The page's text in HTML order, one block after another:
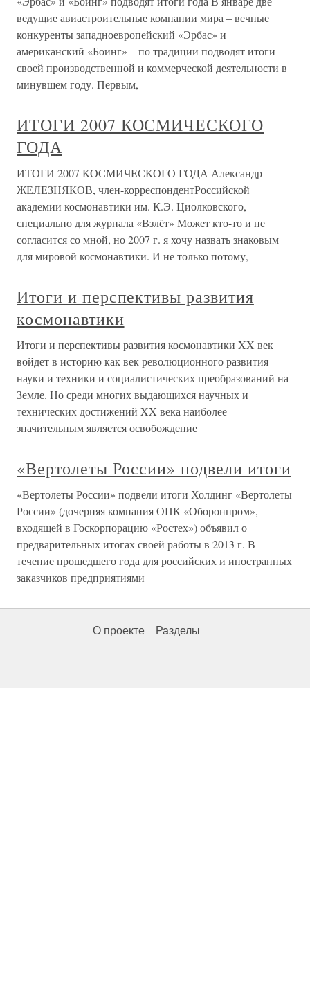
ведущие авиастроительные компании мира – вечные
конкуренты западноевропейский «Эрбас» и
американский «Боинг» – по традиции подводят итоги
своей производственной и коммерческой деятельности в
минувшем году. Первым,
ИТОГИ 2007 КОСМИЧЕСКОГО
ГОДА
ИТОГИ 2007 КОСМИЧЕСКОГО ГОДА Александр
ЖЕЛЕЗНЯКОВ, член-корреспондентРоссийской
академии космонавтики им. К.Э. Циолковского,
специально для журнала «Взлёт» Может кто-то и не
согласится со мной, но 2007 г. я хочу назвать знаковым
для мировой космонавтики. И не только потому,
Итоги и перспективы развития
космонавтики
Итоги и перспективы развития космонавтики XX век
войдет в историю как век революционного развития
науки и техники и социалистических преобразований на
Земле. Но среди многих выдающихся научных и
технических достижений XX века наиболее
значительным является освобождение
«Вертолеты России» подвели итоги
«Вертолеты России» подвели итоги Холдинг «Вертолеты
России» (дочерняя компания ОПК «Оборонпром»,
входящей в Госкорпорацию «Ростех») объявил о
предварительных итогах своей работы в 2013 г. В
течение прошедшего года для российских и иностранных
заказчиков предприятиями
О проекте Разделы